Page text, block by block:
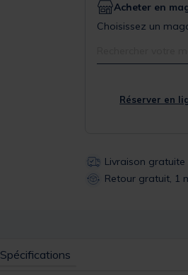
Acheter en
Choisissez un
Réserver en
Livraison
Retour gratuit, 1
Spécifications